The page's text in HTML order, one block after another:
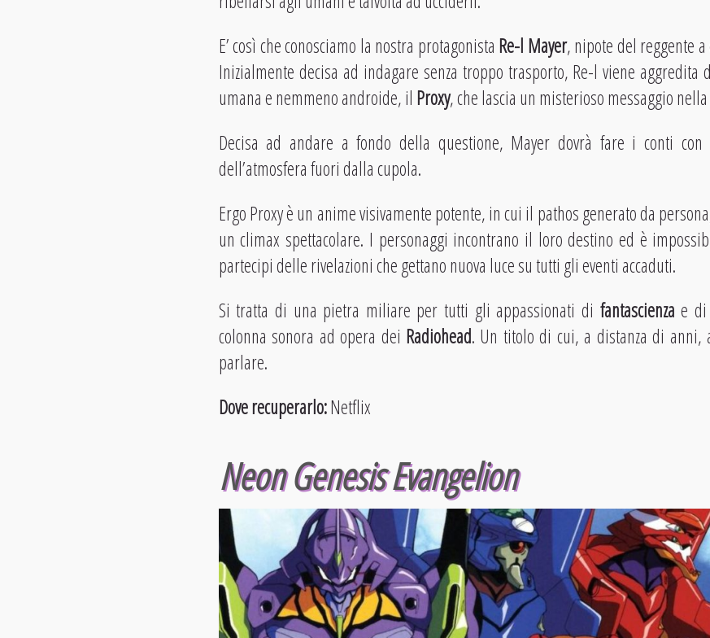
E’ così che conosciamo la nostra protagonista Re-l Mayer, nipote del reggente
Inizialmente decisa ad indagare senza troppo trasporto, Re-l viene
umana e nemmeno androide, il Proxy, che lascia un misterioso messaggio
Decisa ad andare a fondo della questione, Mayer dovrà fare i conti
dell’atmosfera fuori dalla cupola.
Ergo Proxy è un anime visivamente potente, in cui il pathos generato da
un climax spettacolare. I personaggi incontrano il loro destino ed è
partecipi delle rivelazioni che gettano nuova luce su tutti gli eventi accaduti.
Si tratta di una pietra miliare per tutti gli appassionati di fantascienza e di
colonna sonora ad opera dei Radiohead. Un titolo di cui, a distanza di anni,
parlare.
Dove recuperarlo:Netflix
Neon Genesis Evangelion